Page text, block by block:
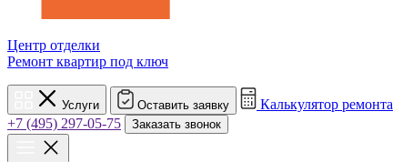
Центр отделки
Ремонт квартир под ключ
Услуги Оставить заявку
Калькулятор ремонта
+7 (495) 297-05-75
Заказать звонок